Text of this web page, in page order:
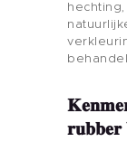
rubber